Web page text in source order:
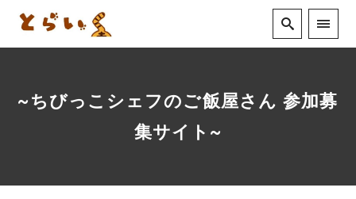
~ちびっこシェフのご飯屋さん 参加募
集サイト~